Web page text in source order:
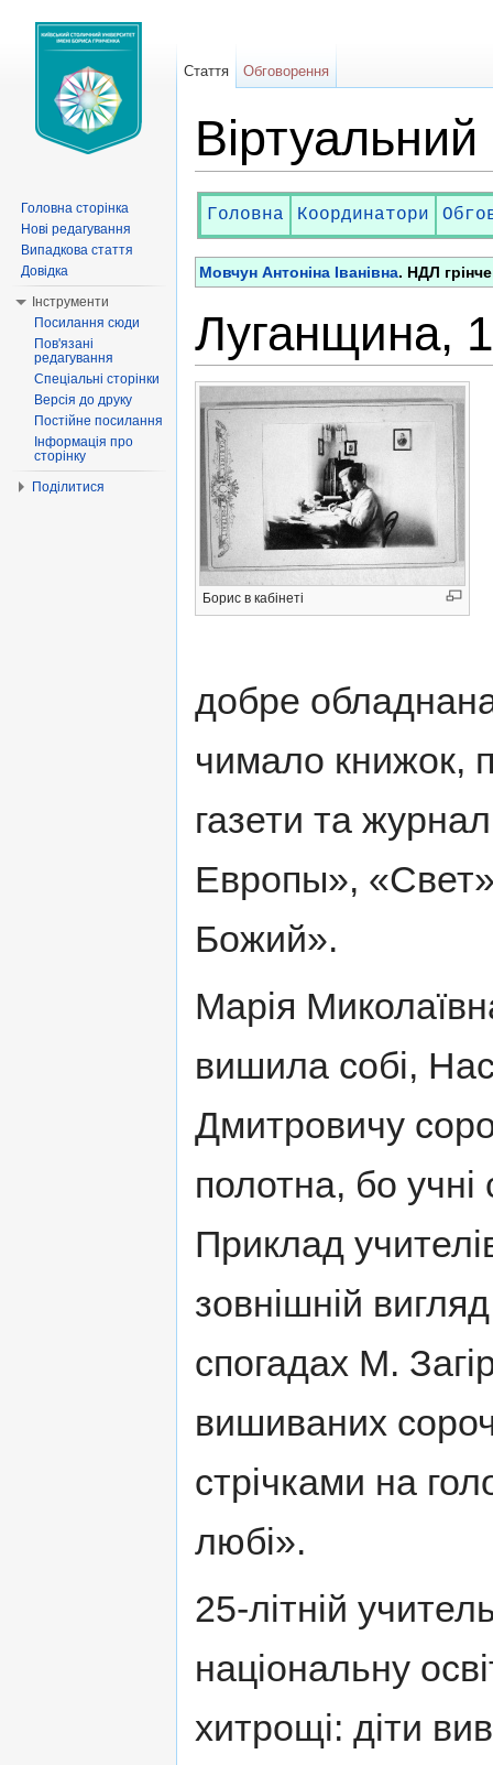
Головна Координатори
Мовчун Антоніна Іванівна. НДЛ
Луганщина,
Борис в кабінеті
добре
чимало книжок,
газети та
Европы»,
Божий».
Марія
вишила собі,
Дмитровичу
полотна, бо
Приклад
зовнішній
спогадах М.
вишиваних
стрічками на
любі».
25-літній
національну
хитрощі: діти
Стаття Обговорення
Головна сторінка
Нові редагування
Випадкова стаття
Довідка
Інструменти
Посилання сюди
Пов'язані
редагування
Спеціальні сторінки
Версія до друку
Постійне посилання
Інформація про
сторінку
Поділитися